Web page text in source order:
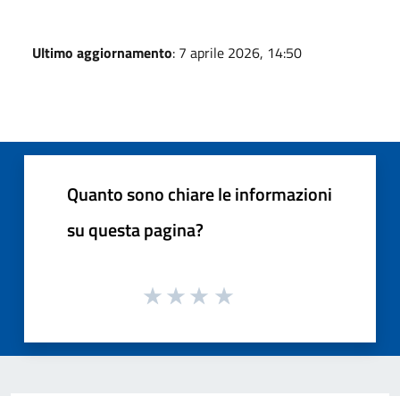
Ultimo aggiornamento: 7 aprile 2026, 14:50
Quanto sono chiare le informazioni
su questa pagina?